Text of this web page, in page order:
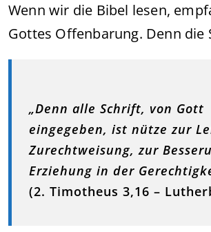
Wenn wir die Bibel lesen,
Gottes Offenbarung. Denn die
„Denn alle Schrift, von Gott
eingegeben, ist nütze zur
Zurechtweisung, zur
Erziehung in der
(2. Timotheus 3,16 –